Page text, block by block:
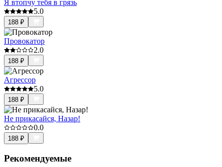
Я втопчу тебя в грязь
5.0
188 ₽
Провокатор
2.0
188 ₽
Агрессор
5.0
188 ₽
Не прикасайся, Назар!
0.0
188 ₽
Рекомендуемые